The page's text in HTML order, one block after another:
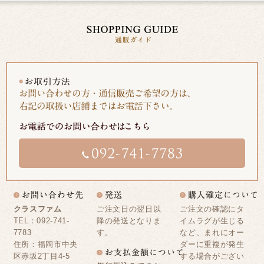
クラスファム
TEL：092-741-
7783
住所：福岡市中央
区赤坂2丁目4-5
ご注文日の翌日以
降の発送となりま
す。
ご注文の確認にタ
イムラグが生じる
など、まれにオー
ダーに重複が発生
する場合がござい